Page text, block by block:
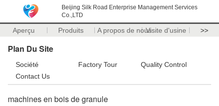
Beijing Silk Road Enterprise Management Services
Co.,LTD
Aperçu Produits A propos de nousVisite d'usine >>
Plan Du Site
Société Factory Tour
Quality Control
Contact Us
machines en bois de granule